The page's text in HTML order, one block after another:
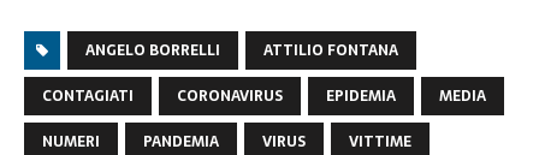
ANGELO BORRELLI
ATTILIO FONTANA
CONTAGIATI
CORONAVIRUS EPIDEMIA
MEDIA
NUMERI
PANDEMIA VIRUS VITTIME